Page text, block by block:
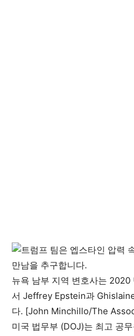
뉴욕 남부 지역 변호사는 2020
서 Jeffrey Epstein과
다. [John Minchillo/The
미국 법무부 (DOJ)는 최고 공